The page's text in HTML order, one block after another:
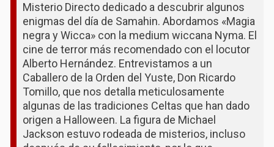
Misterio Directo dedicado a descubrir algunos
enigmas del día de Samahin. Abordamos «Magia
negra y Wicca» con la medium wiccana Nyma. El
cine de terror más recomendado con el locutor
Alberto Hernández. Entrevistamos a un
Caballero de la Orden del Yuste, Don Ricardo
Tomillo, que nos detalla meticulosamente
algunas de las tradiciones Celtas que han dado
origen a Halloween. La figura de Michael
Jackson estuvo rodeada de misterios, incluso